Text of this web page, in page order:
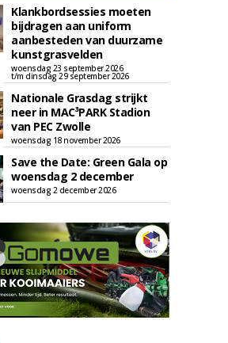
Klankbordsessies moeten
bijdragen aan uniform
aanbesteden van duurzame
kunstgrasvelden
woensdag 23 september 2026
t/m dinsdag 29 september 2026
Nationale Grasdag strijkt
neer in MAC³PARK Stadion
van PEC Zwolle
woensdag 18 november 2026
Save the Date: Green Gala op
woensdag 2 december
woensdag 2 december 2026